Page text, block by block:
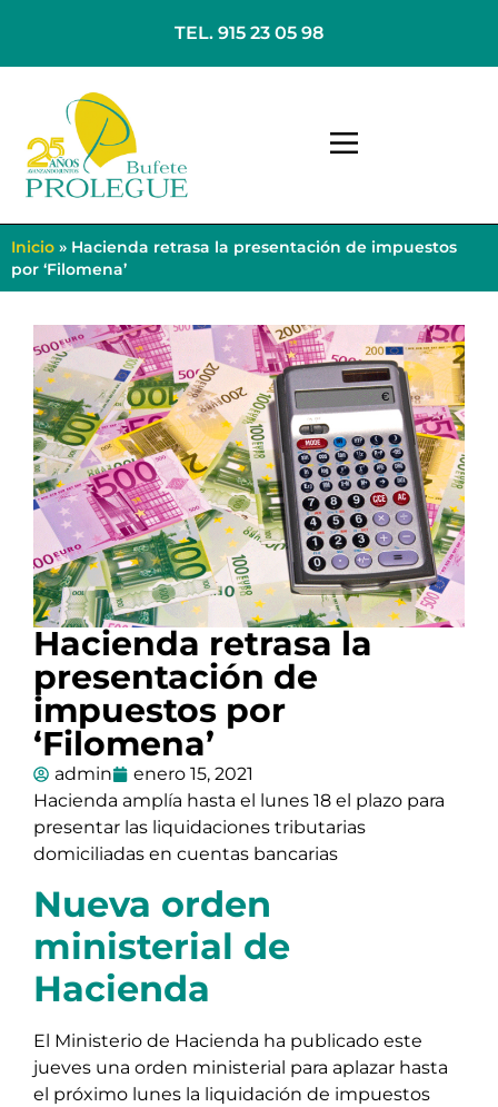
TEL. 915 23 05 98
Inicio » Hacienda retrasa la presentación de impuestos
por ‘Filomena’
Hacienda retrasa la
presentación de
impuestos por
‘Filomena’
admin
enero 15, 2021
Hacienda amplía hasta el lunes 18 el plazo para
presentar las liquidaciones tributarias
domiciliadas en cuentas bancarias
Nueva orden
ministerial de
Hacienda
El Ministerio de Hacienda ha publicado este
jueves una orden ministerial para aplazar hasta
el próximo lunes la liquidación de impuestos